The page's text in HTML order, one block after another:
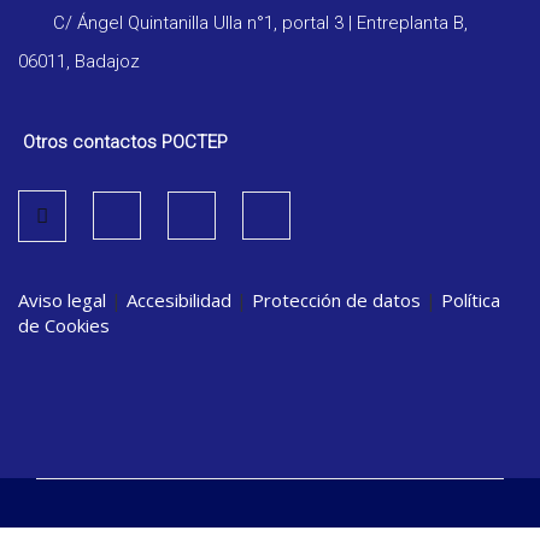
C/ Ángel Quintanilla Ulla n°1, portal 3 | Entreplanta B,
06011, Badajoz
Otros contactos POCTEP
Aviso legal | Accesibilidad | Protección de datos | Política
de Cookies